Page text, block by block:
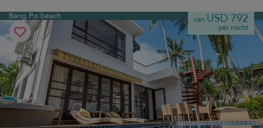
Bang Po beach van USD 792
per nacht